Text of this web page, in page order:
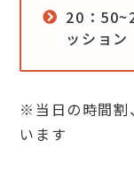
20：
ッション
※当日の時間割
います